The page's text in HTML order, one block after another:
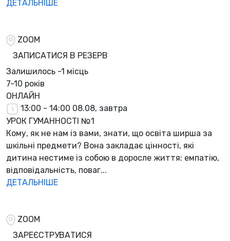
ДЕТАЛЬНІШЕ
ZOOM
ЗАПИСАТИСЯ В РЕЗЕРВ
Залишилось -1 місць
7-10 років
ОНЛАЙН
13:00 - 14:00 08.08, завтра
УРОК ГУМАННОСТІ №1
Кому, як не нам із вами, знати, що освіта ширша за
шкільні предмети? Вона закладає цінності, які
дитина нестиме із собою в доросле життя: емпатію,
відповідальність, поваг...
ДЕТАЛЬНІШЕ
ZOOM
ЗАРЕЄСТРУВАТИСЯ